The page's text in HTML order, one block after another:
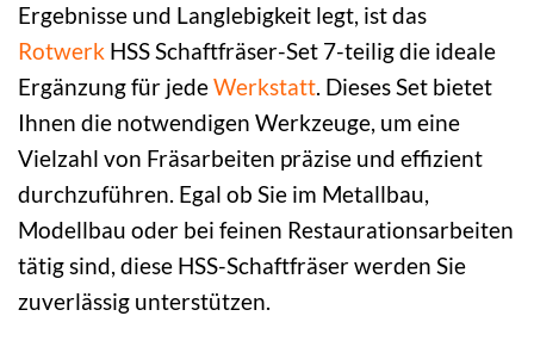
Ergebnisse und Langlebigkeit legt, ist das
Rotwerk HSS Schaftfräser-Set 7-teilig die ideale
Ergänzung für jedeWerkstatt. Dieses Set bietet
Ihnen die notwendigen Werkzeuge, um eine
Vielzahl von Fräsarbeiten präzise und effizient
durchzuführen. Egal ob Sie im Metallbau,
Modellbau oder bei feinen Restaurationsarbeiten
tätig sind, diese HSS-Schaftfräser werden Sie
zuverlässig unterstützen.